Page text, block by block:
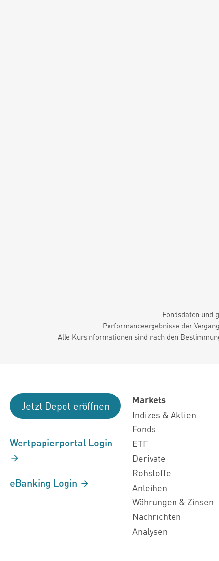
Fondsdaten und
Performanceergebnisse der
Alle Kursinformationen sind nach den
Jetzt Depot eröffnen
Wertpapierportal Login
eBanking Login
Markets
Indizes & Aktien
Fonds
ETF
Derivate
Rohstoffe
Anleihen
Währungen & Zinsen
Nachrichten
Analysen